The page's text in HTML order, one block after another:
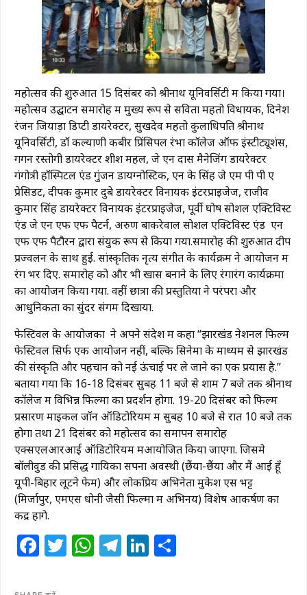
महोत्सव की शुरुआत 15 दिसंबर को श्रीनाथ यूनिवर्सिटी में किया गया।
महोत्सव उद्घाटन समारोह में मुख्य रूप से सविता महतो विधायक, दिनेश
रंजन जियाड़ा डिप्टी डायरेक्टर, सुखदेव महतो कुलाधिपति श्रीनाथ
यूनिवर्सिटी, डॉ कल्याणी कबीर प्रिंसिपल रंभा कॉलेज ऑफ इंस्टीट्यूशंस,
गगन रस्तोगी डायरेक्टर शीश महल, जे एन दास मैनेजिंग डायरेक्टर
गंगोत्री हॉस्पिटल एंड गुंजन डायग्नोस्टिक, एन के सिंह जे एम पी पी ए
प्रेसिडेंट, दीपक कुमार दुबे डायरेक्टर विनायक इंटरप्राइजेज, राजीव
कुमार सिंह डायरेक्टर विनायक इंटरप्राइजेज, पूर्वी घोष सोशल एक्टिविस्ट
एंड जे एन एफ एफ पैटर्न, अरुण बाकरेवाल सोशल एक्टिविस्ट एंड एन
एफ एफ पैटौरन द्वारा संयुक रूप से किया गया.समारोह की शुरुआत दीप
प्रज्वलन के साथ हुई. सांस्कृतिक नृत्य संगीत के कार्यक्रम ने आयोजन में
रंग भर दिए. समारोह को और भी खास बनाने के लिए रंगारंग कार्यक्रमों
का आयोजन किया गया. वहीं छात्रों की प्रस्तुतियों ने परंपरा और
आधुनिकता का सुंदर संगम दिखाया.
फेस्टिवल के आयोजकों ने अपने संदेश में कहा “झारखंड नेशनल फिल्म
फेस्टिवल सिर्फ एक आयोजन नहीं, बल्कि सिनेमा के माध्यम से झारखंड
की संस्कृति और पहचान को नई ऊंचाई पर ले जाने का एक प्रयास है.”
बताया गया कि 16-18 दिसंबर सुबह 11 बजे से शाम 7 बजे तक श्रीनाथ
कॉलेज में विभिन्न फिल्मों का प्रदर्शन होगा. 19-20 दिसंबर को फिल्म
प्रसारण माइकल जॉन ऑडिटोरियम में सुबह 10 बजे से रात 10 बजे तक
होगा तथा 21 दिसंबर को महोत्सव का समापन समारोह
एक्सएलआरआई ऑडिटोरियम मेंआयोजित किया जाएगा. जिसमे
बॉलीवुड की प्रसिद्ध गायिका सपना अवस्थी (छैंया-छैंया और मैं आई हूँ
यूपी-बिहार लूटने फेम) और लोकप्रिय अभिनेता मुकेश एस भट्ट
(मिर्जापुर, एमएस धोनी जैसी फिल्मों में अभिनय) विशेष आकर्षण का
केंद्र होंगे.
Facebook
Twitter
WhatsApp
Telegram
LinkedIn